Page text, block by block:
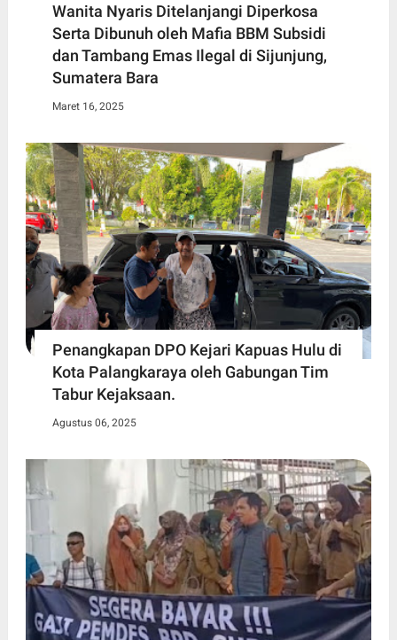
Wanita Nyaris Ditelanjangi Diperkosa
Serta Dibunuh oleh Mafia BBM Subsidi
dan Tambang Emas Ilegal di Sijunjung,
Sumatera Bara
Maret 16, 2025
Penangkapan DPO Kejari Kapuas Hulu di
Kota Palangkaraya oleh Gabungan Tim
Tabur Kejaksaan.
Agustus 06, 2025